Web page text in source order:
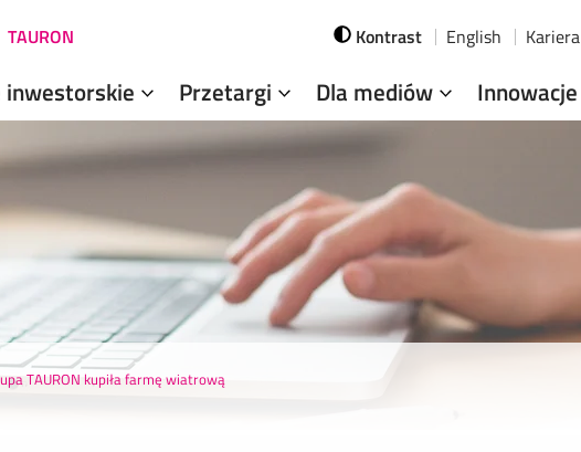
TAURON
inwestorskie Przetargi Dla mediów Innowacje
Kontrast English Kariera
TAURON kupiła farmę wiatrową